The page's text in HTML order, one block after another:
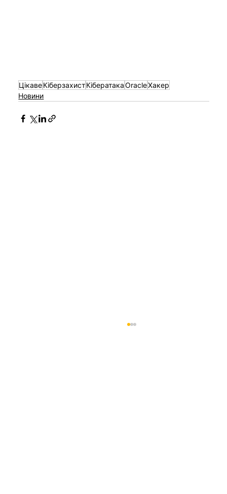
ЦікавеКіберзахистКібератакаOracleХакер
Новини